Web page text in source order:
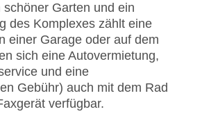
Garten und ein
des Komplexes zählt eine
einer Garage oder auf dem
sich eine Autovermietung,
und eine
Gebühr) auch mit dem Rad
verfügbar.